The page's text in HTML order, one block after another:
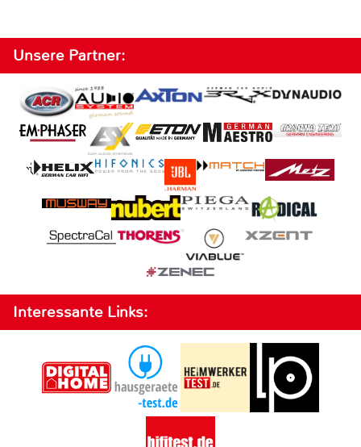
Unsere Partner:
Interessante Links: